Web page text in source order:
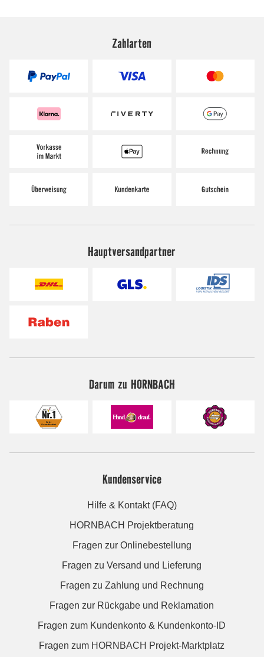
Zahlarten
Hauptversandpartner
Darum zu HORNBACH
Kundenservice
Hilfe & Kontakt (FAQ)
HORNBACH Projektberatung
Fragen zur Onlinebestellung
Fragen zu Versand und Lieferung
Fragen zu Zahlung und Rechnung
Fragen zur Rückgabe und Reklamation
Fragen zum Kundenkonto & Kundenkonto-ID
Fragen zum HORNBACH Projekt-Marktplatz